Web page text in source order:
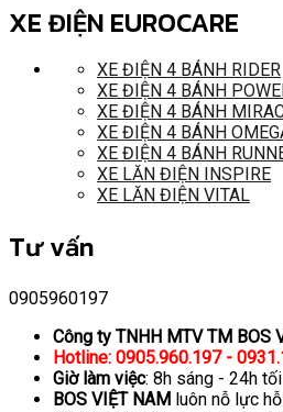
XE ĐIỆN EUROCARE
XE ĐIỆN 4 BÁNH RIDER
XE ĐIỆN 4 BÁNH
XE ĐIỆN 4 BÁNH
XE ĐIỆN 4 BÁNH
XE ĐIỆN 4 BÁNH
XE LĂN ĐIỆN INSPIRE
XE LĂN ĐIỆN VITAL
Tư vấn
0905960197
Công ty TNHH MTV TM BOS
Hotline: 0905.960.197 -
Giờ làm việc: 8h sáng - 24h tối
BOS VIỆT NAM luôn nỗ lực